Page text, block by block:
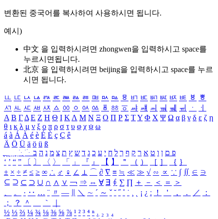
변환된 중국어를 복사하여 사용하시면 됩니다.
예시)
中文 을 입력하시려면 zhongwen을 입력하시고 space를
누르시면됩니다.
北京 을 입력하시려면 beijing을 입력하시고 space를 누르
시면 됩니다.
ㅥ ㅦ ㅧ ㅨ ㅩ ㅪ ㅫ ㅬ ㅭ ㅮ ㅯ ㅰ ㅱ ㅲ ㅳ ㅴ ㅵ ㅶ ㅷ ㅸ
ㅹ
ㅺ ㅻ ㅼ ㅽ ㅾ ㅿ ㆀ ㆁ ㆂ ㆃ ㆄ ㆅ ㆆ ㆇ ㆈ ㆉ ㆊ ㆋ ㆌ ㆍ
ㆎ
Α Β ΓΔ Ε Ζ Η Θ Ι ΚΛ Μ Ν Ξ Ο Π Ρ Σ ΤΥ Φ Χ Ψ Ω α β γ δ ε ζ η
θ ι κ λ μ ν ξ ο π ρ σ τ υ φ χ ψ ω
á à Á À é è É È ç Ç ê
Ä Ö Ü ä ö ü ß
ִֶֹ ֻּ ׁׂ פ ם ן ו ט א ר ק ף ך ל ח י ע כ ג ד ש ץ ת צ מ נ ה ב
‘ ’ “ ” 〔 〕 〈 〉 「 」 『 』 【 】 ＂ （ ） ［ ］ ｛ ｝
± × ÷ ≠ ≤ ≥ ∞ ∴ ♂ ♀ ∠ ⊥ ⌒ ∂ ∇ ≡ ≒ ≪ ≫ √ ∽ ∝ ∵ ∫ ∬ ∈ ∋
⊆ ⊇ ⊂ ⊃ ∪ ∩ ∧ ∨ ￢ ⇒ ⇔ ∀ ∃ ∮ ∑ ∏ ＋ － ＜ ＝
＞
、
。 · ‥ … ¨ 〃 ― ＼ ∼ ´ ～ ˇ ˘ ˝ ˚ ˙ ¸ ¡ ¿ ː ！ ＇ ， ． ／
：
；
？ ＾ ｀
½ ⅓ ⅔ ¼ ¾ ⅛ ⅜ ⅝ ⅞ ¹ ² ³ ⁴ ⁿ ₁ ₂ ₃ ₄